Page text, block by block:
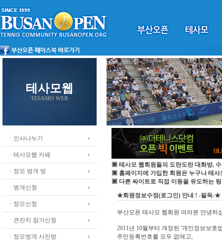
테사모웹
TESAMO WEB
ㆍ인사나누기
ㆍ테사모웹 카페
ㆍ정모 벙개 방
ㆍ벙개신청
ㆍ정모신청
ㆍ큰잔치 참가신청
ㆍ정모벙개 사진방
▣ 테사모 웹회원들의 도란도란 대화방,
▣ 홈페이지에 가입한 회원은 누구나 테사
▣ 다른 싸이트로 직접 이동을 유도하는
★회원정보수정(로그인) 안내 ! -필독-★
부산오픈 테사모 웹회원 여러분 안녕하
2011년 10월부터 개정된 '개인정보보호
주민등록번호를 모두 없애고,